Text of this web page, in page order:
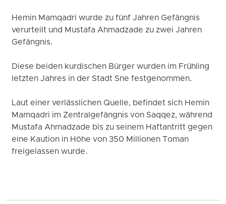
Hemin Mamqadri wurde zu fünf Jahren Gefängnis
verurteilt und Mustafa Ahmadzade zu zwei Jahren
Gefängnis.
Diese beiden kurdischen Bürger wurden im Frühling
letzten Jahres in der Stadt Sne festgenommen.
Laut einer verlässlichen Quelle, befindet sich Hemin
Mamqadri im Zentralgefängnis von Saqqez, während
Mustafa Ahmadzade bis zu seinem Haftantritt gegen
eine Kaution in Höhe von 350 Millionen Toman
freigelassen wurde.